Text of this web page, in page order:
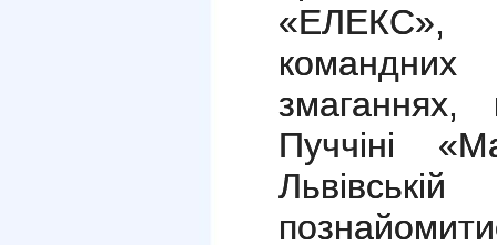
змаганнях,
Пуччіні